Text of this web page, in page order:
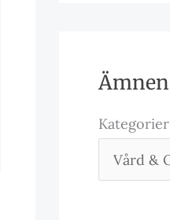
Ämnen
Kategorier